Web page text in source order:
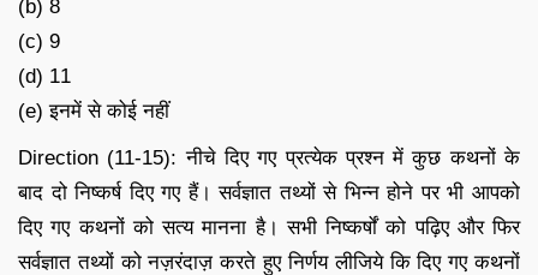
(b) 8
(c) 9
(d) 11
(e) इनमें से कोई नहीं
Direction (11-15): नीचे दिए गए प्रत्येक प्रश्न में कुछ कथनों के
बाद दो निष्कर्ष दिए गए हैं। सर्वज्ञात तथ्यों से भिन्न होने पर भी आपको
दिए गए कथनों को सत्य मानना है। सभी निष्कर्षों को पढ़िए और फिर
सर्वज्ञात तथ्यों को नज़रंदाज़ करते हुए निर्णय लीजिये कि दिए गए कथनों